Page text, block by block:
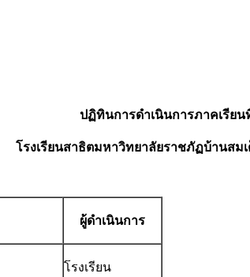
ปฏิทินการดำเนินการภาคเรียน
โรงเรียนสาธิตมหาวิทยาลัยราชภัฏบ้านสม
ผู้ดำเนินการ
โรงเรียน